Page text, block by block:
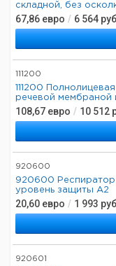
складной, без
67,86 евро / 6 564
111200
111200
речевой мембраной
108,67 евро / 10 512
920600
920600 Респиратор
уровень защиты A2
20,60 евро / 1 993
920601